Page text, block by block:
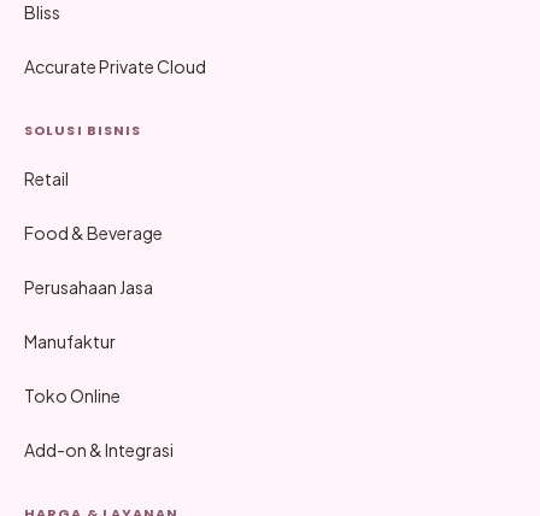
Bliss
Accurate Private Cloud
SOLUSI BISNIS
Retail
Food & Beverage
Perusahaan Jasa
Manufaktur
Toko Online
Add-on & Integrasi